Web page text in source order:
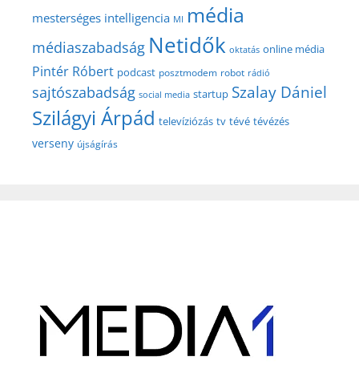
mesterséges intelligencia MI média
médiaszabadság Netidők oktatás online média
Pintér Róbert podcast posztmodem robot rádió
sajtószabadság social media startup Szalay Dániel
Szilágyi Árpád televíziózás tv tévé tévézés
verseny újságírás